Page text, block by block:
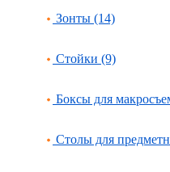
Зонты (14)
Стойки (9)
Боксы для
Столы для